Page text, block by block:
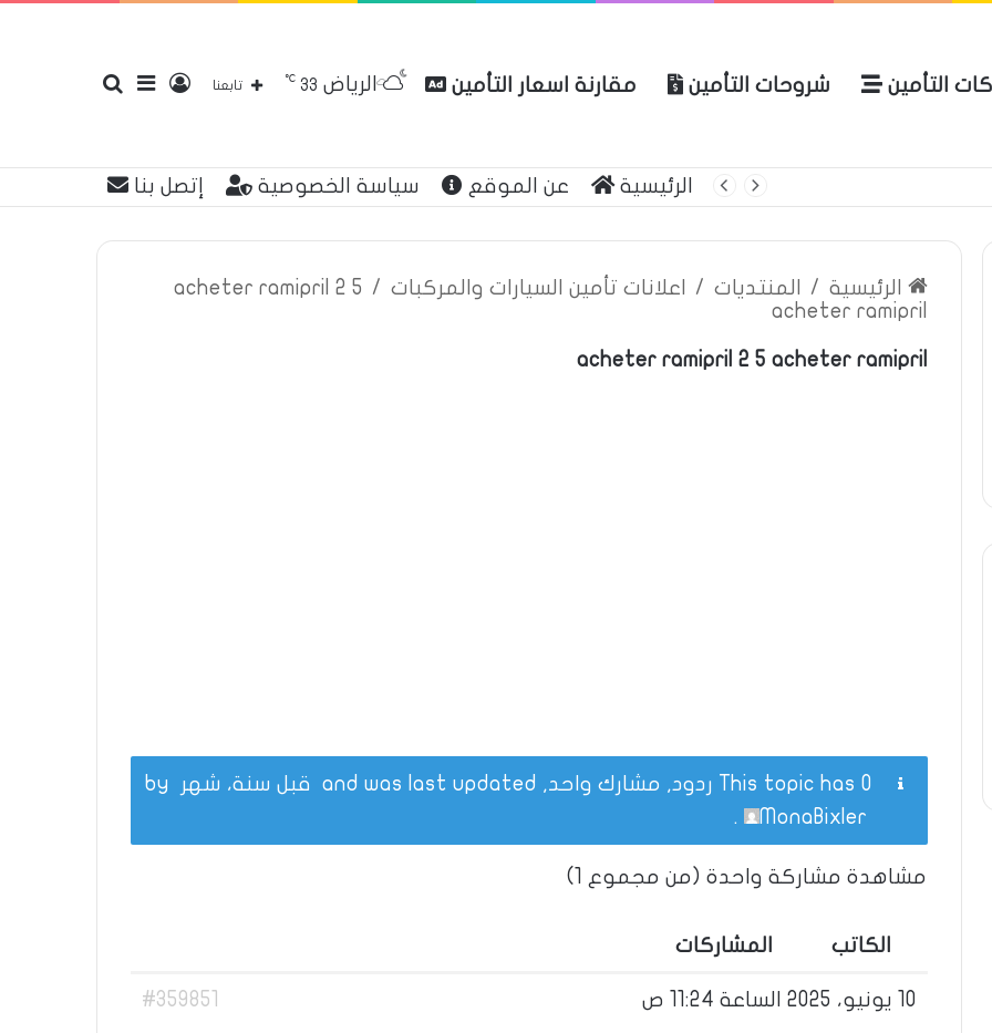
التأمين شروحات التأمين مقارنة اسعار التأمين إضافة
عمود
تسجيل
الدخول
تابعنا الرياض 33
℃
الرئيسية عن الموقع سياسة الخصوصية إتصل بنا
الرئيسية / المنتديات / اعلانات تأمين السيارات والمركبات /
acheter ramipril 2 5
acheter ramipril
acheter ramipril 2 5 acheter ramipril
This topic has 0 ردود, مشارك واحد, and was last updated قبل سنة، شهر
MonaBixler
.
مشاهدة مشاركة واحدة (من مجموع 1)
الكاتب المشاركات
10 يونيو، 2025 الساعة 11:24 ص #359851